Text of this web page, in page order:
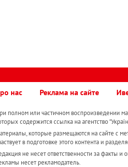
нас Реклама на сайте
полном или частичном воспроизведении
содержится ссылка на агентство
которые размещаются на сайте с
в подготовке этого контента и
не несет ответственности за факты
несет рекламодатель.